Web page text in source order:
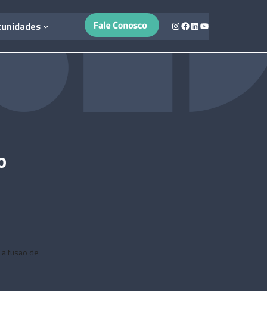
Instagram
Facebook
LinkedIn
Youtube